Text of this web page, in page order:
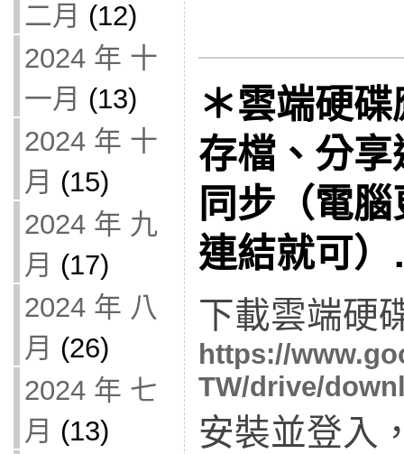
二月 (12)
2024 年 十
一月 (13)
2024 年 十
月 (15)
2024 年 九
月 (17)
2024 年 八
月 (26)
2024 年 七
月 (13)
＊雲端硬
存檔、分
同步（電
連結就可
下載雲端硬
https://
TW/drive/
安裝並登入